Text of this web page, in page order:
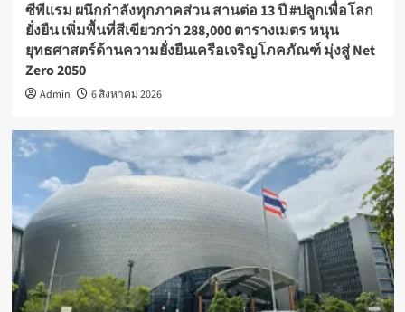
ซีพีแรม ผนึกกำลังทุกภาคส่วน สานต่อ 13 ปี #ปลูกเพื่อโลก
ยั่งยืน เพิ่มพื้นที่สีเขียวกว่า 288,000 ตารางเมตร หนุน
ยุทธศาสตร์ด้านความยั่งยืนเครือเจริญโภคภัณฑ์ มุ่งสู่ Net
Zero 2050
Admin 6 สิงหาคม 2026